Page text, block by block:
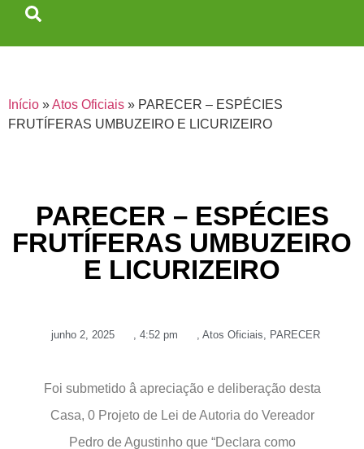
Início »Atos Oficiais » PARECER – ESPÉCIES
FRUTÍFERAS UMBUZEIRO E LICURIZEIRO
PARECER – ESPÉCIES
FRUTÍFERAS UMBUZEIRO
E LICURIZEIRO
junho 2, 2025 , 4:52 pm , Atos Oficiais, PARECER
Foi submetido â apreciação e deliberação desta
Casa, 0 Projeto de Lei de Autoria do Vereador
Pedro de Agustinho que “Declara como